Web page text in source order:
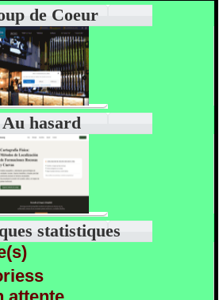
de Coeur
Au hasard
statistiques